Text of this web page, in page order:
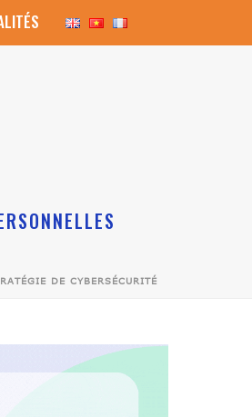
DE CYBERSÉCURITÉ